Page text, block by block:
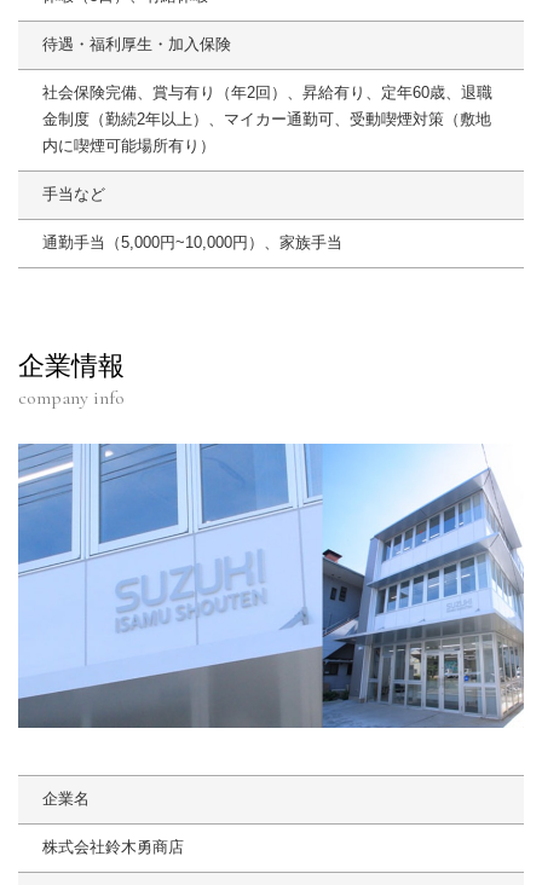
待遇・福利厚生・加入保険
社会保険完備、賞与有り（年2回）、昇給有り、定年60歳、退職
金制度（勤続2年以上）、マイカー通勤可、受動喫煙対策（敷地
内に喫煙可能場所有り）
手当など
通勤手当（5,000円~10,000円）、家族手当
企業情報
company info
企業名
株式会社鈴木勇商店